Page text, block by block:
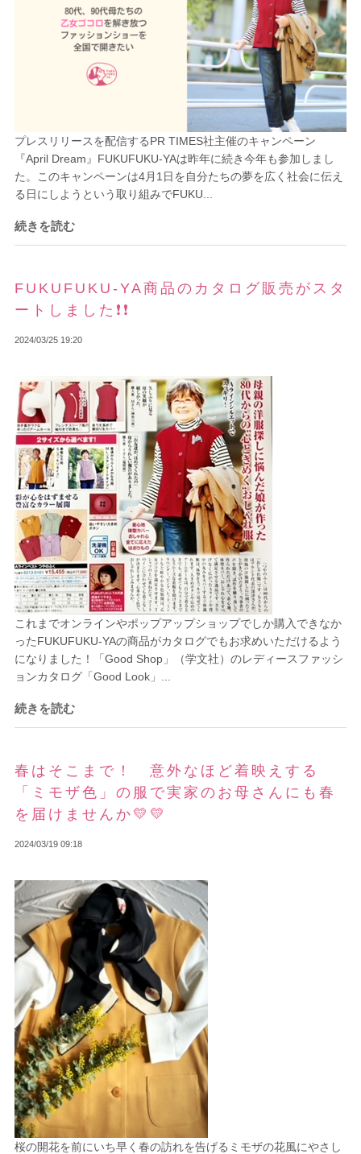
プレスリリースを配信するPR TIMES社主催のキャンペーン
『April Dream』FUKUFUKU-YAは昨年に続き今年も参加しまし
た。このキャンペーンは4月1日を自分たちの夢を広く社会に伝え
る日にしようという取り組みでFUKU...
続きを読む
FUKUFUKU-YA商品のカタログ販売がスタ
ートしました❗❗
2024/03/25 19:20
これまでオンラインやポップアップショップでしか購入できなか
ったFUKUFUKU-YAの商品がカタログでもお求めいただけるよう
になりました！「Good Shop」（学文社）のレディースファッシ
ョンカタログ「Good Look」...
続きを読む
春はそこまで！ 意外なほど着映えする
「ミモザ色」の服で実家のお母さんにも春
を届けませんか💛💛
2024/03/19 09:18
桜の開花を前にいち早く春の訪れを告げるミモザの花風にやさし